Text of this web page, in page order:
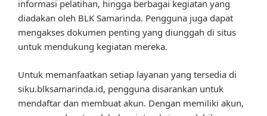
informasi pelatihan, hingga berbagai kegiatan yang
diadakan oleh BLK Samarinda. Pengguna juga dapat
mengakses dokumen penting yang diunggah di situs
untuk mendukung kegiatan mereka.
Untuk memanfaatkan setiap layanan yang tersedia di
siku.blksamarinda.id, pengguna disarankan untuk
mendaftar dan membuat akun. Dengan memiliki akun,